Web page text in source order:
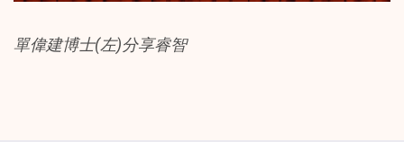
單偉建博士(左)分享睿智